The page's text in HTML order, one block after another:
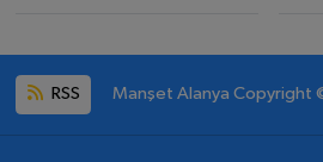
RSS Manşet Alanya Copyright